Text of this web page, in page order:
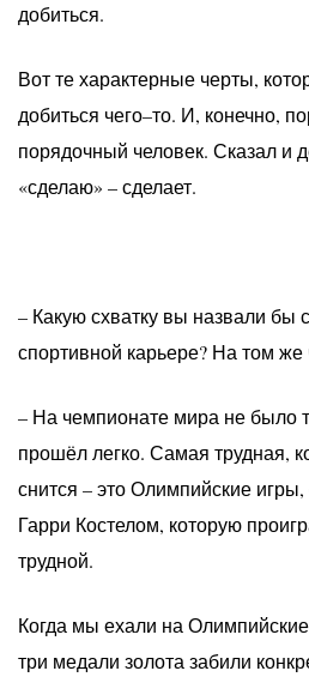
добиться.
Вот те характерные черты,
добиться чего–то. И, конечно,
порядочный человек. Сказал и
«сделаю» – сделает.
– Какую схватку вы назвали бы
спортивной карьере? На том
– На чемпионате мира не было
прошёл легко. Самая трудная,
снится – это Олимпийские
Гарри Костелом, которую
трудной.
Когда мы ехали на
три медали золота забили